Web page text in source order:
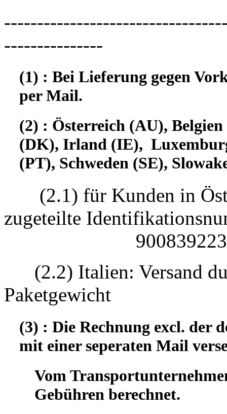
---------------
(1) : Bei Lieferung gegen
per Mail.
(2) : Österreich (AU),
(DK), Irland (IE),
(PT), Schweden (SE),
(2.1) für Kunden in
zugeteilte
(2.2) Italien: Versand
Paketgewicht
(3) : Die Rechnung excl. der
mit einer seperaten Mail
Vom
Gebühren berechnet.